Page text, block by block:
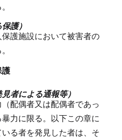
護）
護施設において被害者の
者による通報等）
配偶者又は配偶者であっ
力に限る。以下この章に
る者を発見した者は、そ